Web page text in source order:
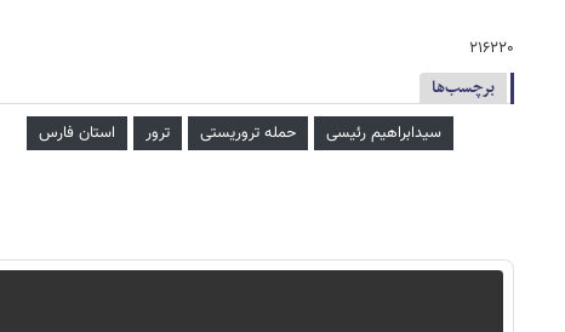
۲۱۶۲۲۰
برچسب‌ها
سیدابراهیم رئیسی حمله تروریستی ترور استان فارس